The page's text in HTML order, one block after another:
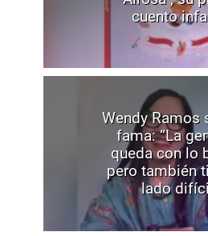
cuento
Wendy Ramos
fama: “La
queda con lo
pero también
lado